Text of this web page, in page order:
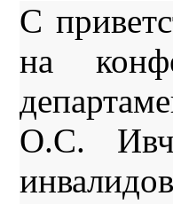
С
на
О.С.